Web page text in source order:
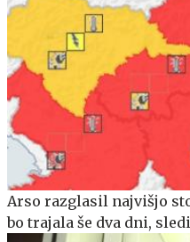
Arso razglasil najvišjo
bo trajala še dva dni,